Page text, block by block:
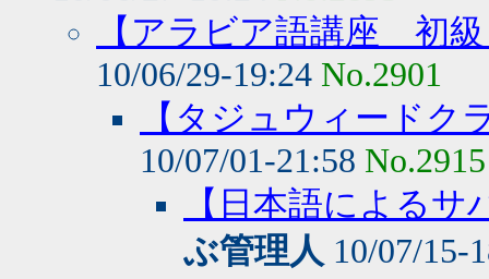
【アラビア語講座 初
10/06/29-19:24 No.2901
【タジュウィードク
10/07/01-21:58 No.2915
【日本語による
ぶ管理人 10/07/15-